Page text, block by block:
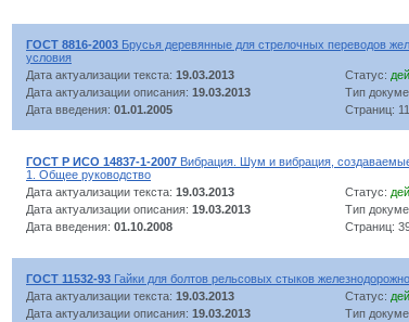
ГОСТ 8816-2003 Брусья деревянные для стрелочных переводов
условия
Дата актуализации текста: 19.03.2013 Статус:
Дата актуализации описания: 19.03.2013 Тип
Дата введения: 01.01.2005 Страниц: 11
ГОСТ Р ИСО 14837-1-2007 Вибрация. Шум и вибрация,
1. Общее руководство
Дата актуализации текста: 19.03.2013 Статус:
Дата актуализации описания: 19.03.2013 Тип
Дата введения: 01.10.2008 Страниц:
ГОСТ 11532-93 Гайки для болтов рельсовых стыков
Дата актуализации текста: 19.03.2013 Статус:
Дата актуализации описания: 19.03.2013 Тип